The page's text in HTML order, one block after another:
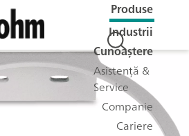
Produse
Industrii
Cunoaștere
Asistență &
Service
Companie
Cariere